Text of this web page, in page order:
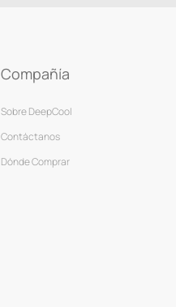
Compañía
Sobre DeepCool
Contáctanos
Dónde Comprar